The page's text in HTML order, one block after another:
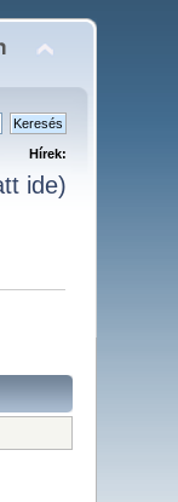
Hírek:
ide)